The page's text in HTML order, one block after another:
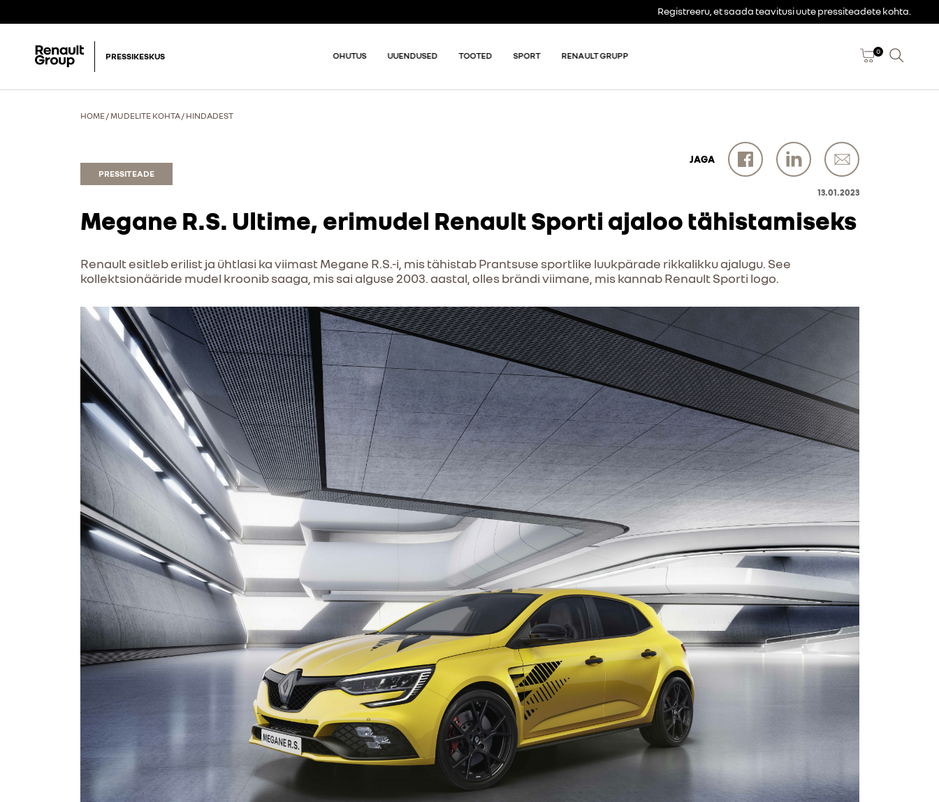
Registreeru, et saada teavitusi uute pressiteadete kohta.
PRESSIKESKUS OHUTUS UUENDUSED TOOTED SPORT RENAULT GRUPP 0
HOME/MUDELITE KOHTA/ HINDADEST
PRESSITEADE
JAGA
13.01.2023
Megane R.S. Ultime, erimudel Renault Sporti ajaloo tähistamiseks
Renault esitleb erilist ja ühtlasi ka viimast Megane R.S.-i, mis tähistab Prantsuse sportlike luukpärade rikkalikku ajalugu. See
kollektsionääride mudel kroonib saaga, mis sai alguse 2003. aastal, olles brändi viimane, mis kannab Renault Sporti logo.